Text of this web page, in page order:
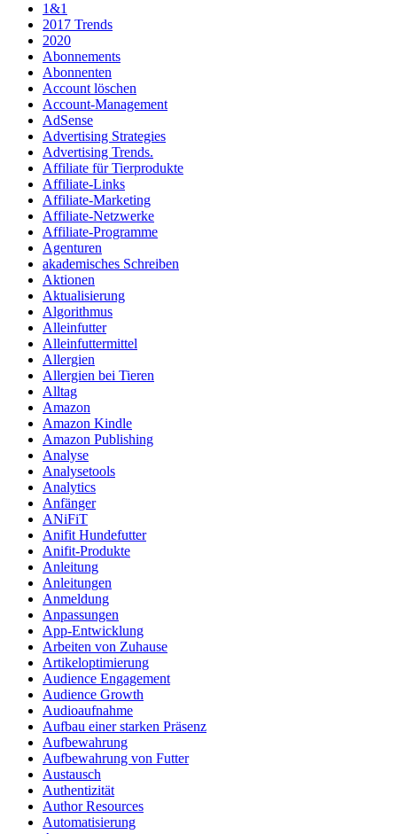
1&1
2017 Trends
2020
Abonnements
Abonnenten
Account löschen
Account-Management
AdSense
Advertising Strategies
Advertising Trends.
Affiliate für Tierprodukte
Affiliate-Links
Affiliate-Marketing
Affiliate-Netzwerke
Affiliate-Programme
Agenturen
akademisches Schreiben
Aktionen
Aktualisierung
Algorithmus
Alleinfutter
Alleinfuttermittel
Allergien
Allergien bei Tieren
Alltag
Amazon
Amazon Kindle
Amazon Publishing
Analyse
Analysetools
Analytics
Anfänger
ANiFiT
Anifit Hundefutter
Anifit-Produkte
Anleitung
Anleitungen
Anmeldung
Anpassungen
App-Entwicklung
Arbeiten von Zuhause
Artikeloptimierung
Audience Engagement
Audience Growth
Audioaufnahme
Aufbau einer starken Präsenz
Aufbewahrung
Aufbewahrung von Futter
Austausch
Authentizität
Author Resources
Automatisierung